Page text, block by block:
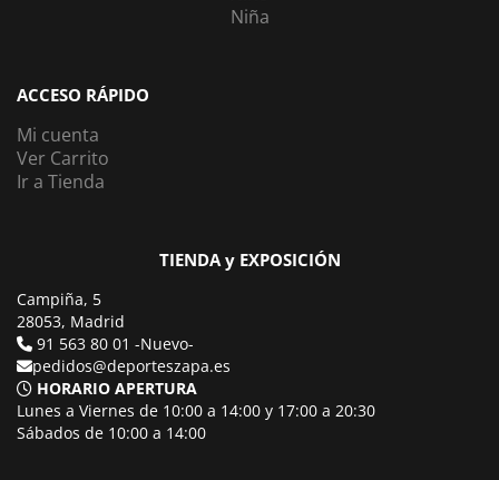
Niña
ACCESO RÁPIDO
Mi cuenta
Ver Carrito
Ir a Tienda
TIENDA y EXPOSICIÓN
Campiña, 5
28053, Madrid
91 563 80 01 -Nuevo-
pedidos@deporteszapa.es
HORARIO APERTURA
Lunes a Viernes de 10:00 a 14:00 y 17:00 a 20:30
Sábados de 10:00 a 14:00